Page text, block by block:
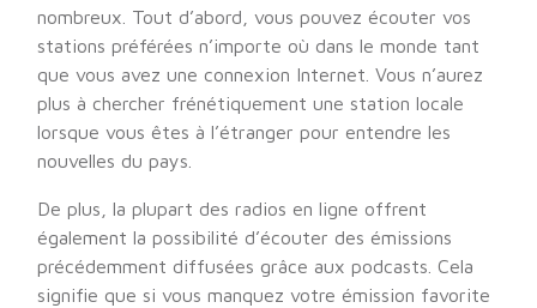
nombreux. Tout d’abord, vous pouvez écouter vos
stations préférées n’importe où dans le monde tant
que vous avez une connexion Internet. Vous n’aurez
plus à chercher frénétiquement une station locale
lorsque vous êtes à l’étranger pour entendre les
nouvelles du pays.
De plus, la plupart des radios en ligne offrent
également la possibilité d’écouter des émissions
précédemment diffusées grâce aux podcasts. Cela
signifie que si vous manquez votre émission favorite